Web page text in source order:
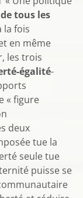
tous les
la fois
en même
les trois
égalité-
« figure
deux
tue la
seule tue
puisse se